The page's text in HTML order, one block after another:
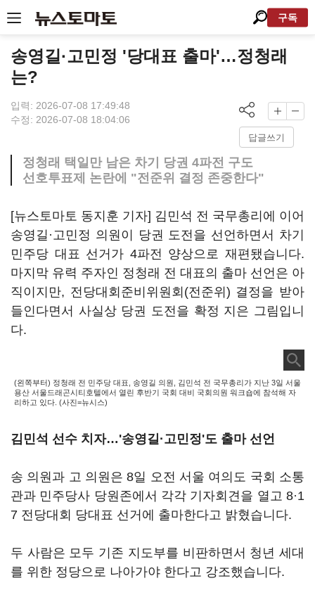
구독
송영길·고민정 '당대표 출마'…정청래
는?
입력: 2026-07-08 17:49:48
수정: 2026-07-08 18:04:06
답글쓰기
정청래 택일만 남은 차기 당권 4파전 구도
선호투표제 논란에 "전준위 결정 존중한다"
[뉴스토마토 동지훈 기자] 김민석 전 국무총리에 이어
송영길·고민정 의원이 당권 도전을 선언하면서 차기
민주당 대표 선거가 4파전 양상으로 재편됐습니다.
마지막 유력 주자인 정청래 전 대표의 출마 선언은 아
직이지만, 전당대회준비위원회(전준위) 결정을 받아
들인다면서 사실상 당권 도전을 확정 지은 그림입니
다.
(왼쪽부터) 정청래 전 민주당 대표, 송영길 의원, 김민석 전 국무총리가 지난 3일 서울
용산 서울드래곤시티호텔에서 열린 후반기 국회 대비 국회의원 워크숍에 참석해 자
리하고 있다. (사진=뉴시스)
김민석 선수 치자…'송영길·고민정'도 출마 선언
송 의원과 고 의원은 8일 오전 서울 여의도 국회 소통
관과 민주당사 당원존에서 각각 기자회견을 열고 8·1
7 전당대회 당대표 선거에 출마한다고 밝혔습니다.
두 사람은 모두 기존 지도부를 비판하면서 청년 세대
를 위한 정당으로 나아가야 한다고 강조했습니다.